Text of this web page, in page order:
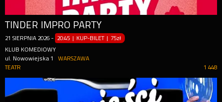
TINDER IMPRO PARTY
21 SIERPNIA 2026 - 20:45 | KUP-BILET | 75zł
KLUB KOMEDIOWY
ul. Nowowiejska 1
WARSZAWA
1 448
TEATR